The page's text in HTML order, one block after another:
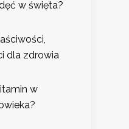
w święta?
dla zdrowia
w